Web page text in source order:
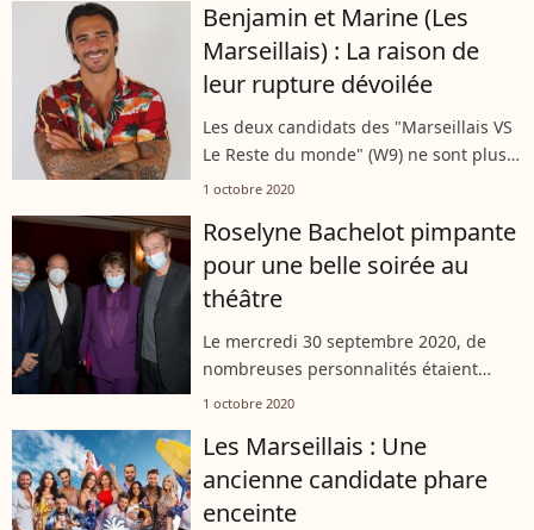
avait été percuté par une voiture. Des...
Benjamin et Marine (Les
Marseillais) : La raison de
leur rupture dévoilée
Les deux candidats des "Marseillais VS
Le Reste du monde" (W9) ne sont plus
en couple. À l'occasion d'une interview
révélé pour quelle raison elle...
1 octobre 2020
Roselyne Bachelot pimpante
pour une belle soirée au
théâtre
Le mercredi 30 septembre 2020, de
nombreuses personnalités étaient
présentes lors de la réouverture du
Paris), pour la première
représentation...
1 octobre 2020
Les Marseillais : Une
ancienne candidate phare
enceinte